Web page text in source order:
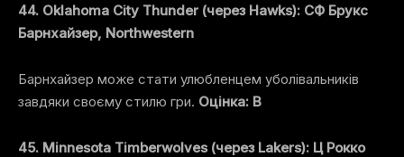
44. Oklahoma City Thunder (через Hawks): СФ Брукс
Барнхайзер, Northwestern
Барнхайзер може стати улюбленцем уболівальників
завдяки своєму стилю гри. Оцінка: B
45. Minnesota Timberwolves (через Lakers): Ц Рокко